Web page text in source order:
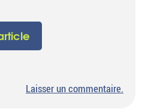
Laisser un commentairesur
.